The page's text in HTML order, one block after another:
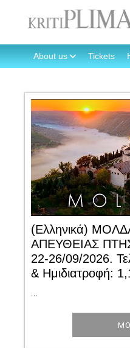
About us Tickets
(Ελληνικά)
ΑΠΕΥΘΕΙΑΣ
22-26/09/2026.
& Ημιδιατροφή:
…